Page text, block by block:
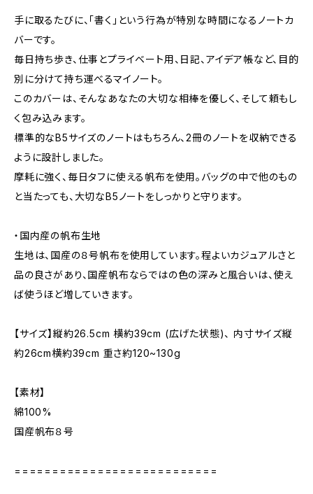
手に取るたびに、「書く」という行為が特別な時間になるノートカ
バーです。
毎日持ち歩き、仕事とプライベート用、日記、アイデア帳など、目的
別に分けて持ち運べるマイノート。
このカバーは、そんなあなたの大切な相棒を優しく、そして頼もし
く包み込みます。
標準的なB5サイズのノートはもちろん、2冊のノートを収納できる
ように設計しました。
摩耗に強く、毎日タフに使える帆布を使用。バッグの中で他のもの
と当たっても、大切なB5ノートをしっかりと守ります。
・国内産の帆布生地
生地は、国産の８号帆布を使用しています。程よいカジュアルさと
品の良さがあり、国産帆布ならではの色の深みと風合いは、使え
ば使うほど増していきます。
【サイズ】縦約26.5cm 横約39cm (広げた状態)、 内寸サイズ縦
約26cm横約39cm 重さ約120~130g
【素材】
綿100%
国産帆布８号
===========================